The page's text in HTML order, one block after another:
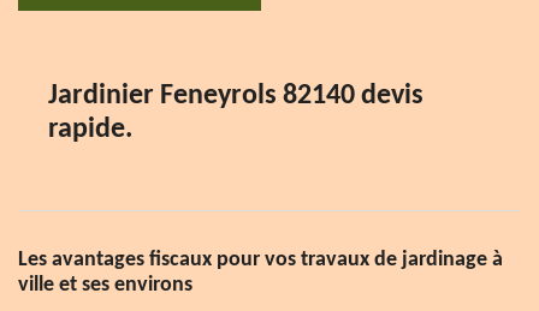
Jardinier Feneyrols 82140 devis
rapide.
Les avantages fiscaux pour vos travaux de jardinage à
ville et ses environs